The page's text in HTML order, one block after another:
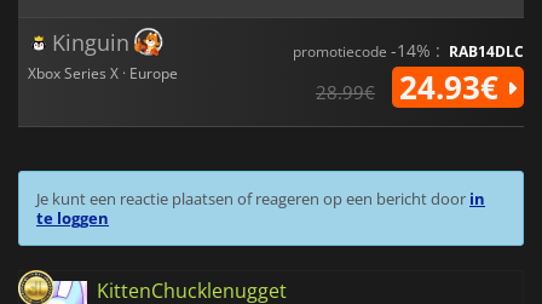
Kinguin
Xbox Series X · Europe
promotiecode -14% : RAB14DLC
28.99€ 24.93€
Je kunt een reactie plaatsen of reageren op een bericht door in
te loggen
KittenChucklenugget